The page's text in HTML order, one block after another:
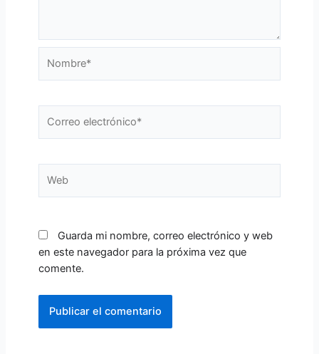
electrónico*
Guarda mi nombre, correo electrónico y web
en este navegador para la próxima vez que
comente.